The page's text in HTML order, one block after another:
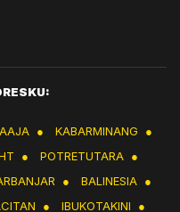
● KABARMINANG
●
● POTRETUTARA ●
● BALINESIA ●
● IBUKOTAKINI ●